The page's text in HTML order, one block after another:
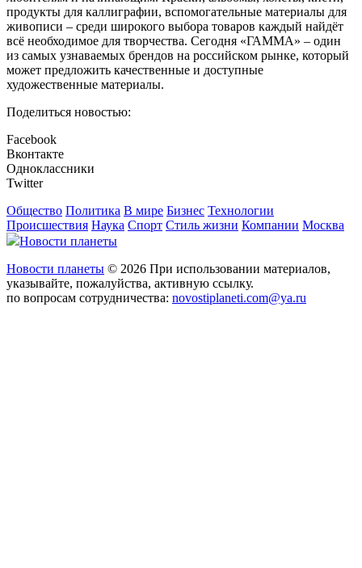
продукты для каллиграфии, вспомогательные материалы для
живописи – среди широкого выбора товаров каждый найдёт
всё необходимое для творчества. Сегодня «ГАММА» – один
из самых узнаваемых брендов на российском рынке, который
может предложить качественные и доступные
художественные материалы.
Поделиться новостью:
Facebook
Вконтакте
Одноклассники
Twitter
Общество Политика В мире Бизнес Технологии
Происшествия Наука Спорт Стиль жизни Компании Москва
Новости планеты
Новости планеты © 2026 При использовании материалов,
указывайте, пожалуйства, активную ссылку.
по вопросам сотрудничества: novostiplaneti.com@ya.ru